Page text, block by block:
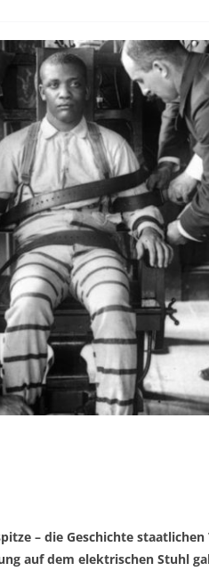
– die Geschichte
auf dem elektrischen Stuhl